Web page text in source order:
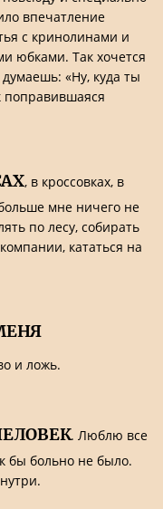
впечатление
с кринолинами и
юбками. Так хочется
«Ну, куда ты
поправившаяся
, в кроссовках, в
мне ничего не
по лесу, собирать
кататься на
и ложь.
. Люблю все
бы больно не было.